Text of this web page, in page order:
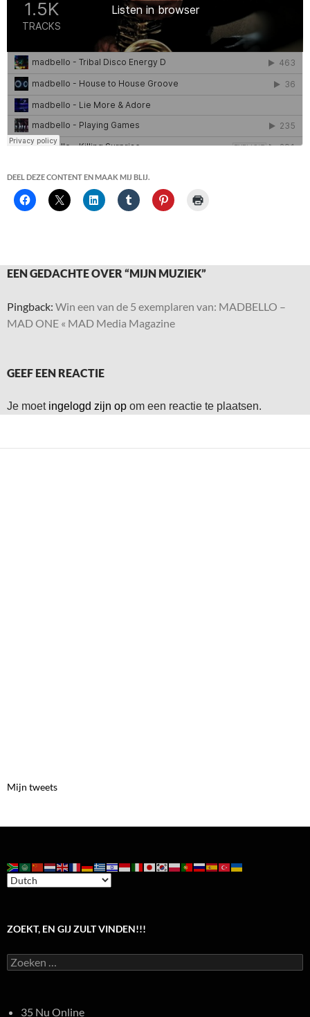
DEEL DEZE CONTENT EN MAAK MIJ BLIJ.
EEN GEDACHTE OVER “MIJN MUZIEK”
Pingback: Win een van de 5 exemplaren van: MADBELLO –
MAD ONE « MAD Media Magazine
GEEF EEN REACTIE
Je moet ingelogd zijn op om een reactie te plaatsen.
Mijn tweets
ZOEKT, EN GIJ ZULT VINDEN!!!
Zoeken
naar:
35 Nu Online